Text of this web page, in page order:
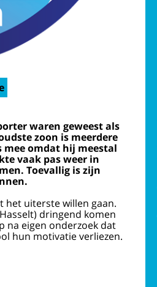
waren geweest als
zoon is meerdere
omdat hij meestal
vaak pas weer in
Toevallig is zijn
het uiterste willen gaan.
dringend komen
na eigen onderzoek dat
hun motivatie verliezen.